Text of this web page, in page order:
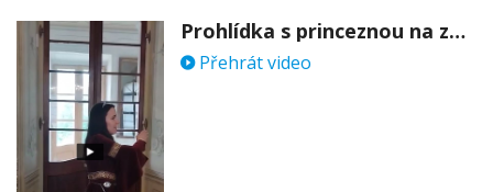
Prohlídka s princeznou na zámku Stekník
Přehrát video